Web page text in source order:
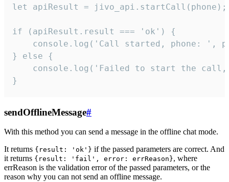
let apiResult = jivo_api.startCall(phone);
if (apiResult.result === 'ok') {
console.log('Call started, phone: ',
} else {
console.log('Failed to start the
}
sendOfflineMessage#
With this method you can send a message in the offline chat mode.
It returns {result: 'ok'} if the passed parameters are correct. And
it returns {result: 'fail', error: errReason}, where
errReason is the validation error of the passed parameters, or the
reason why you can not send an offline message.